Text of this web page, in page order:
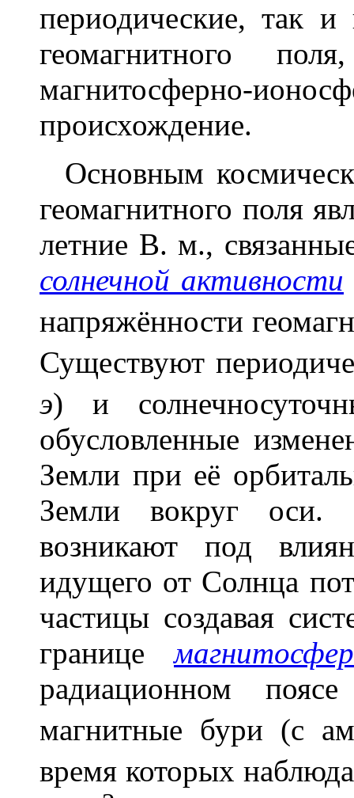
периодические, так и
геомагнитного
магнитосферно-
происхождение.
Основным
геомагнитного поля
летние В. м.,
солнечной активности
напряжённости
Существуют
э) и
обусловленные
Земли при её
Земли вокруг
возникают под
идущего от Солнца
частицы создавая
границе
радиационном
магнитные бури (с
время которых